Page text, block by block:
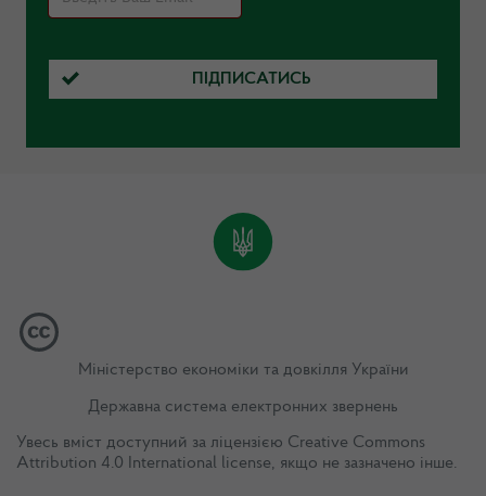
ПІДПИСАТИСЬ
Міністерство економіки та довкілля України
Державна система електронних звернень
Увесь вміст доступний за ліцензією Creative Commons
Attribution 4.0 International license, якщо не зазначено інше.